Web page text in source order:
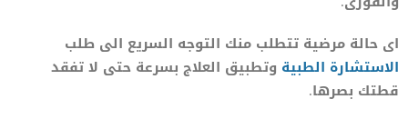
اى حالة مرضية تتطلب منك التوجه السريع الى طلب
الاستشارة الطبية وتطبيق العلاج بسرعة حتى لا تفقد
قطتك بصرها.